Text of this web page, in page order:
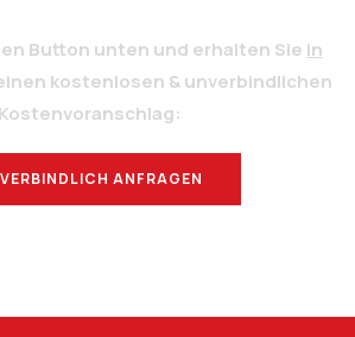
Button unten und erhalten Sie in
kostenlosen & unverbindlichen
Kostenvoranschlag:
ANFRAGEN